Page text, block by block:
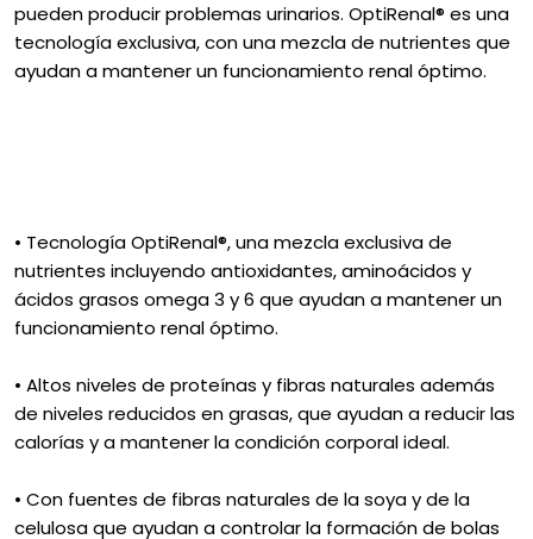
pueden producir problemas urinarios. OptiRenal® es una
tecnología exclusiva, con una mezcla de nutrientes que
ayudan a mantener un funcionamiento renal óptimo.
• Tecnología OptiRenal®, una mezcla exclusiva de
nutrientes incluyendo antioxidantes, aminoácidos y
ácidos grasos omega 3 y 6 que ayudan a mantener un
funcionamiento renal óptimo.
• Altos niveles de proteínas y fibras naturales además
de niveles reducidos en grasas, que ayudan a reducir las
calorías y a mantener la condición corporal ideal.
• Con fuentes de fibras naturales de la soya y de la
celulosa que ayudan a controlar la formación de bolas